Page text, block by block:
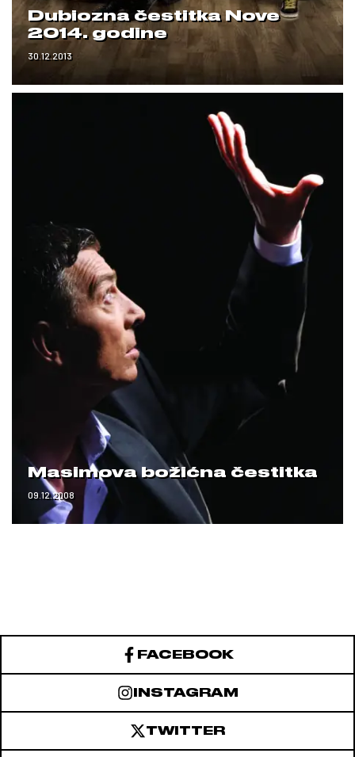
Dubiozna čestitka Nove
2014. godine
30.12.2013
Masimova božićna čestitka
09.12.2008
FACEBOOK
INSTAGRAM
TWITTER